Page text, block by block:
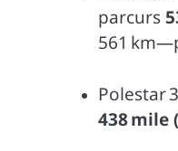
parcurs
561
Polestar
438 mile